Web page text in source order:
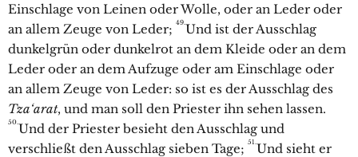
Einschlage von Leinen oder Wolle, oder an Leder oder
an allem Zeuge von Leder; 49.Und ist der Ausschlag
dunkelgrün oder dunkelrot an dem Kleide oder an dem
Leder oder an dem Aufzuge oder am Einschlage oder
an allem Zeuge von Leder: so ist es der Ausschlag des
Tza‘arat, und man soll den Priester ihn sehen lassen.
50.Und der Priester besieht den Ausschlag und
verschließt den Ausschlag sieben Tage; 51.Und sieht er